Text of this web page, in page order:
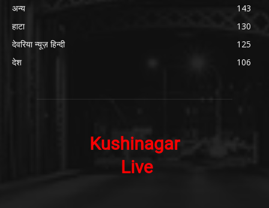
अन्य
143
हाटा
130
देवरिया न्यूज़ हिन्दी
125
देश
106